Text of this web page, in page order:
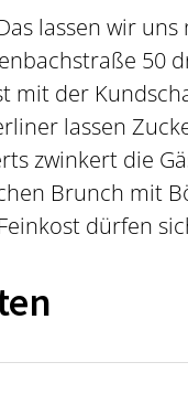
lassen wir
50
mit der
lassen
zwinkert die
Brunch mit
dürfen